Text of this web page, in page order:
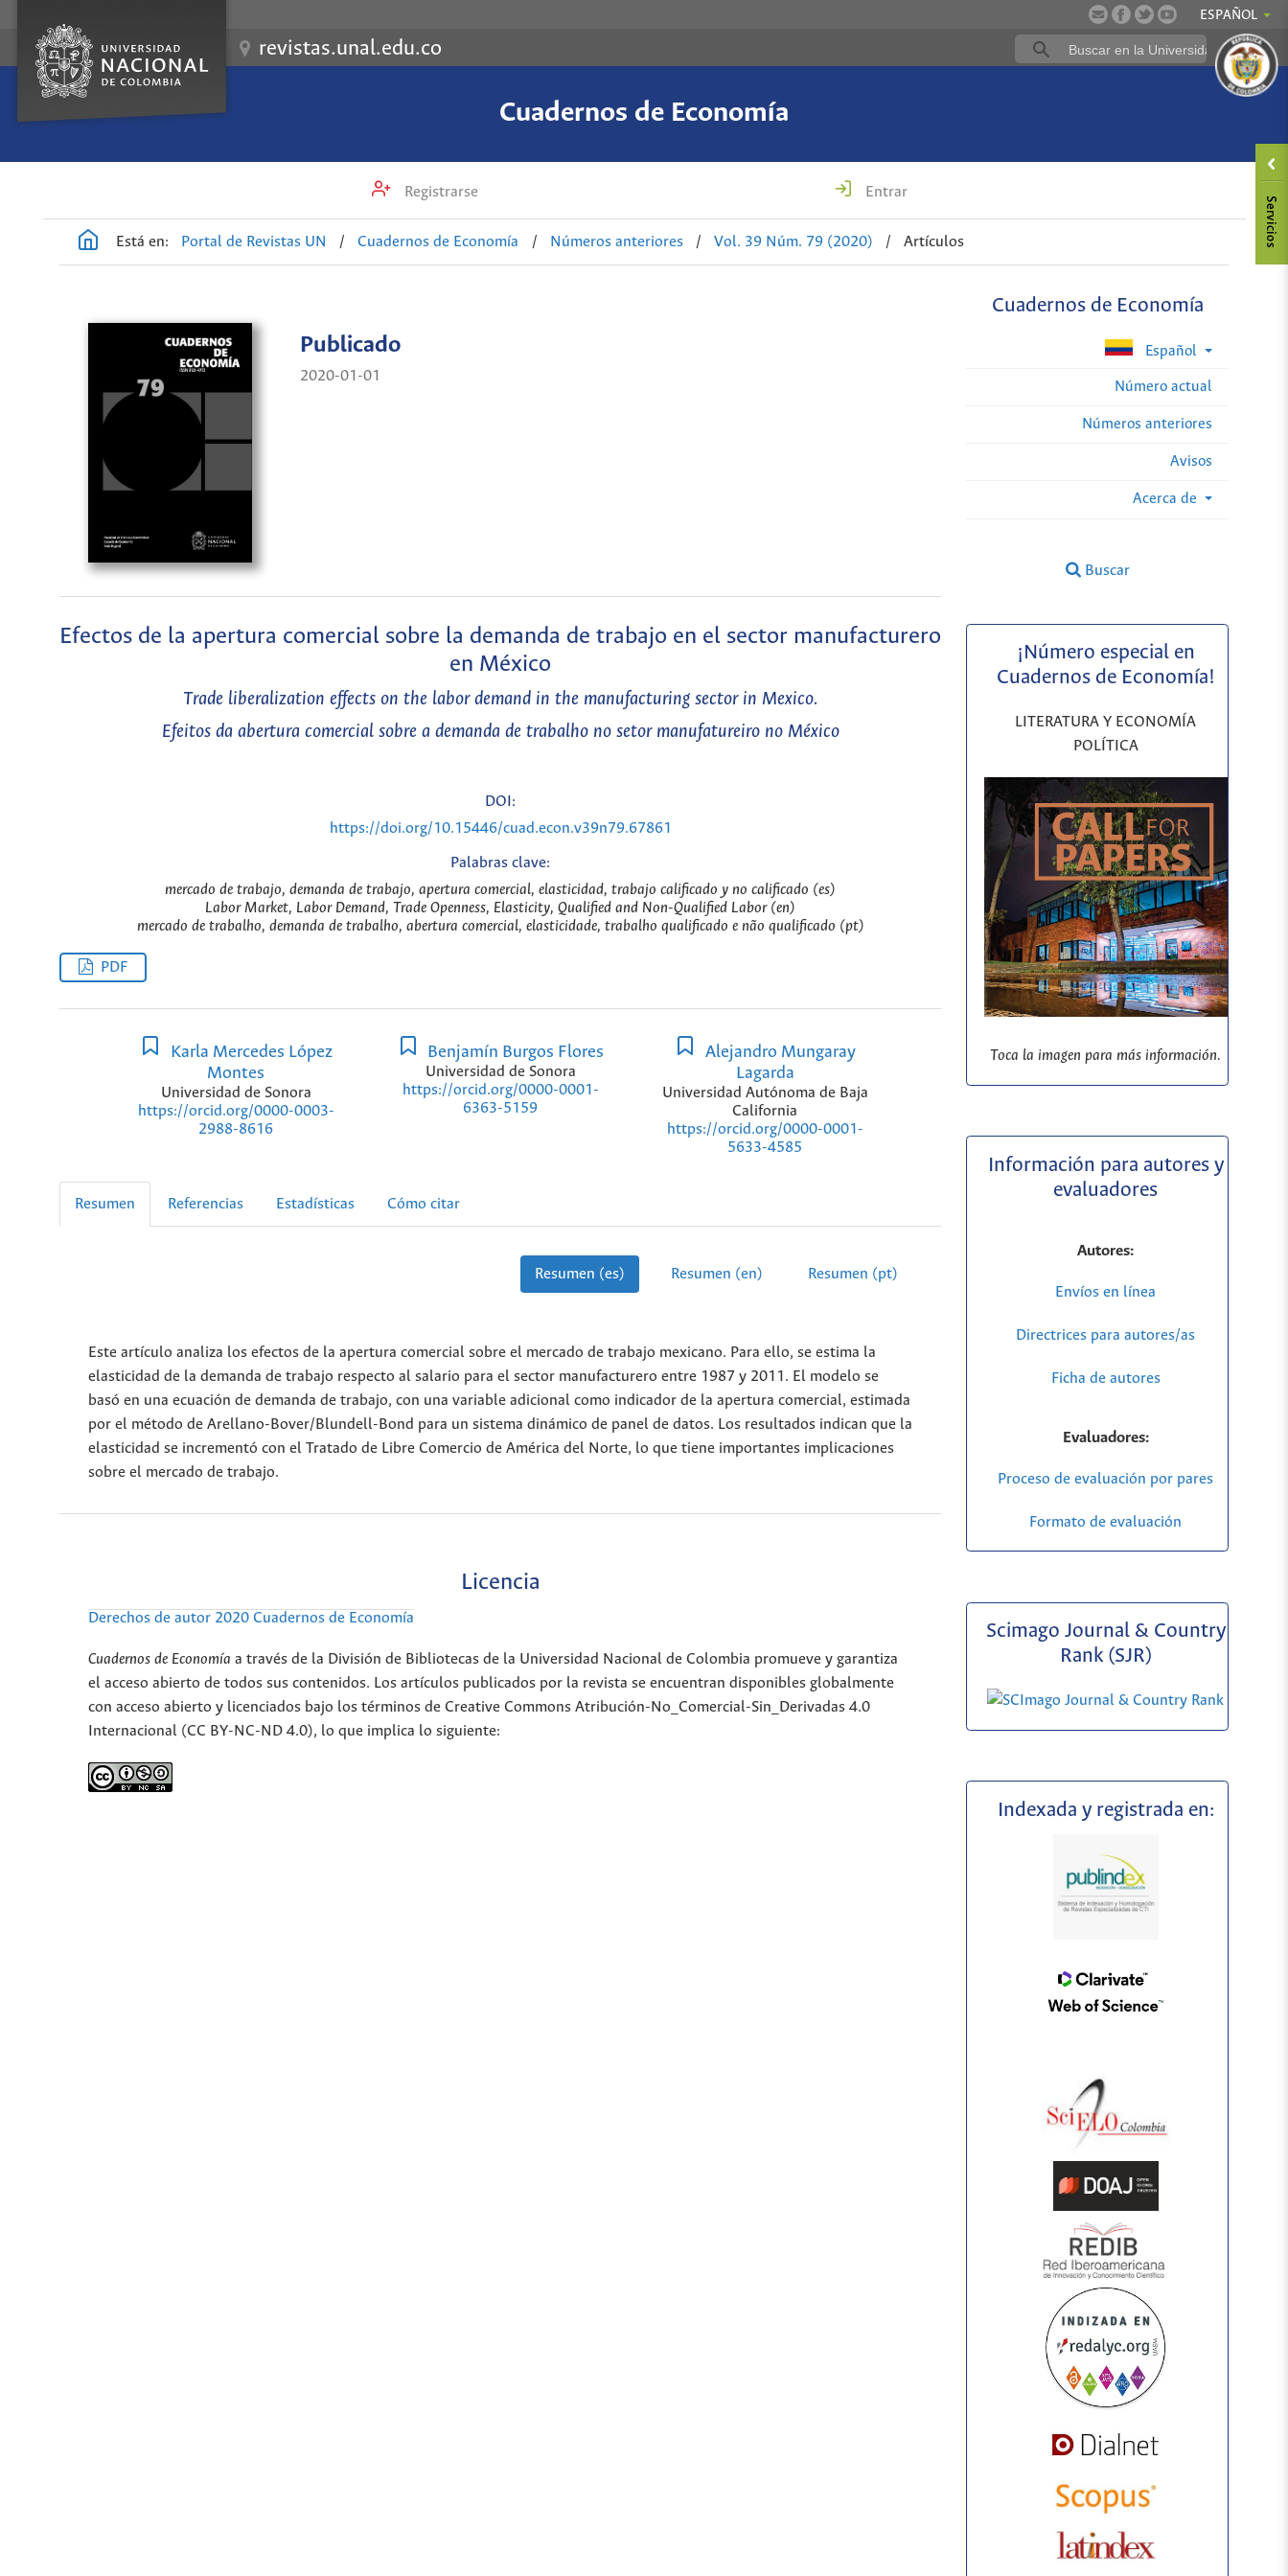
ESPAÑOL
revistas.unal.edu.co
Cuadernos de Economía
Registrarse Entrar
Está en: Portal de Revistas UN / Cuadernos de Economía / Números anteriores / Vol. 39 Núm. 79 (2020) / Artículos
Cuadernos de Economía
Español
Número actual
Números anteriores
Avisos
Acerca de
Buscar
Publicado
2020-01-01
Efectos de la apertura comercial sobre la demanda de trabajo en el sector manufacturero
en México
Trade liberalization effects on the labor demand in the manufacturing sector in Mexico.
Efeitos da abertura comercial sobre a demanda de trabalho no setor manufatureiro no México
DOI:
https://doi.org/10.15446/cuad.econ.v39n79.67861
Palabras clave:
mercado de trabajo, demanda de trabajo, apertura comercial, elasticidad, trabajo calificado y no calificado (es)
Labor Market, Labor Demand, Trade Openness, Elasticity, Qualified and Non-Qualified Labor (en)
mercado de trabalho, demanda de trabalho, abertura comercial, elasticidade, trabalho qualificado e não qualificado (pt)
PDF
Karla Mercedes López
Montes
Universidad de Sonora
https://orcid.org/0000-0003-
2988-8616
Benjamín Burgos Flores
Universidad de Sonora
https://orcid.org/0000-0001-
6363-5159
Alejandro Mungaray
Lagarda
Universidad Autónoma de Baja
California
https://orcid.org/0000-0001-
5633-4585
Resumen Referencias Estadísticas Cómo citar
Resumen (es) Resumen (en) Resumen (pt)
Este artículo analiza los efectos de la apertura comercial sobre el mercado de trabajo mexicano. Para ello, se estima la
elasticidad de la demanda de trabajo respecto al salario para el sector manufacturero entre 1987 y 2011. El modelo se
basó en una ecuación de demanda de trabajo, con una variable adicional como indicador de la apertura comercial, estimada
por el método de Arellano-Bover/Blundell-Bond para un sistema dinámico de panel de datos. Los resultados indican que la
elasticidad se incrementó con el Tratado de Libre Comercio de América del Norte, lo que tiene importantes implicaciones
sobre el mercado de trabajo.
Licencia
Derechos de autor 2020 Cuadernos de Economía
Cuadernos de Economía a través de la División de Bibliotecas de la Universidad Nacional de Colombia promueve y garantiza
el acceso abierto de todos sus contenidos. Los artículos publicados por la revista se encuentran disponibles globalmente
con acceso abierto y licenciados bajo los términos de Creative Commons Atribución-No_Comercial-Sin_Derivadas 4.0
Internacional (CC BY-NC-ND 4.0), lo que implica lo siguiente:
¡Número especial en
Cuadernos de Economía!
LITERATURA Y ECONOMÍA
POLÍTICA
Toca la imagen para más información.
Información para autores y
evaluadores
Autores:
Envíos en línea
Directrices para autores/as
Ficha de autores
Evaluadores:
Proceso de evaluación por pares
Formato de evaluación
Scimago Journal & Country
Rank (SJR)
Indexada y registrada en: